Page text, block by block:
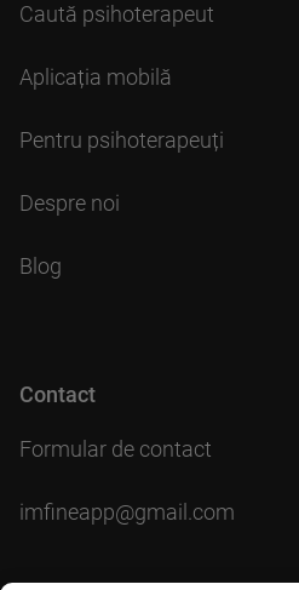
Caută psihoterapeut
Aplicația mobilă
Pentru psihoterapeuți
Despre noi
Blog
Contact
Formular de contact
imfineapp@gmail.com